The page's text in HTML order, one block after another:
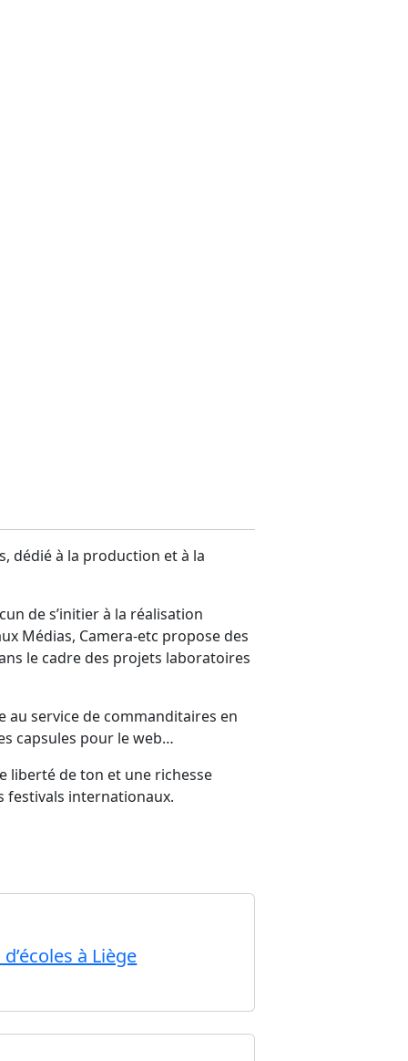
dédié à la production et à la
de s’initier à la réalisation
Médias, Camera-etc propose des
le cadre des projets laboratoires
au service de commanditaires en
capsules pour le web…
liberté de ton et une richesse
festivals internationaux.
à Liège